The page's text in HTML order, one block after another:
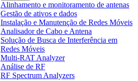
Alinhamento e monitoramento de antenas
Gestão de ativos e dados
Instalação e Manutenção de Redes Móveis
Analisador de Cabo e Antena
Solução de Busca de Interferência em
Redes Móveis
Multi-RAT Analyzer
Análise de RF
RF Spectrum Analyzers